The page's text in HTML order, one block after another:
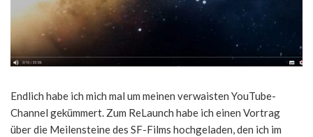
Endlich habe ich mich mal um meinen verwaisten YouTube-
Channel gekümmert. Zum ReLaunch habe ich einen Vortrag
über die Meilensteine des SF-Films hochgeladen, den ich im